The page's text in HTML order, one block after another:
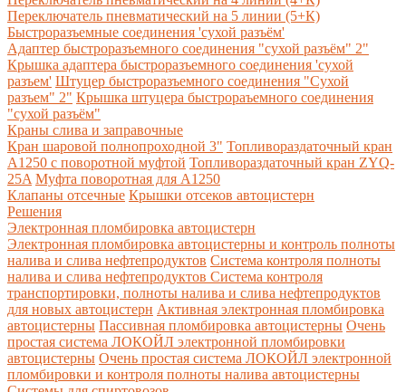
Переключатель пневматический на 5 линии (5+К)
Быстроразъемные соединения 'сухой разъём'
Адаптер быстроразъемного соединения "сухой разъём" 2"
Крышка адаптера быстроразъемного соединения 'сухой
разъем' Штуцер быстроразъемного соединения "Сухой
разъем" 2" Крышка штуцера быстрораъемного соединения
"сухой разъём"
Краны слива и заправочные
Кран шаровой полнопроходной 3" Топливораздаточный кран
A1250 с поворотной муфтой Топливораздаточный кран ZYQ-
25A Муфта поворотная для А1250
Клапаны отсечные Крышки отсеков автоцистерн
Решения
Электронная пломбировка автоцистерн
Электронная пломбировка автоцистерны и контроль полноты
налива и слива нефтепродуктов Система контроля полноты
налива и слива нефтепродуктов Система контроля
транспортировки, полноты налива и слива нефтепродуктов
для новых автоцистерн Активная электронная пломбировка
автоцистерны Пассивная пломбировка автоцистерны Очень
простая система ЛОКОЙЛ электронной пломбировки
автоцистерны Очень простая система ЛОКОЙЛ электронной
пломбировки и контроля полноты налива автоцистерны